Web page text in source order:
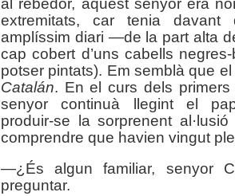
al rebedor, aquest senyor era
extremitats, car tenia
amplíssim diari —de la part alta
cap cobert d’uns cabells
potser pintats). Em semblà que
Catalán. En el curs dels primers
senyor continuà llegint el
produir-se la sorprenent
comprendre que havien vingut
—¿És algun familiar, senyor
preguntar.